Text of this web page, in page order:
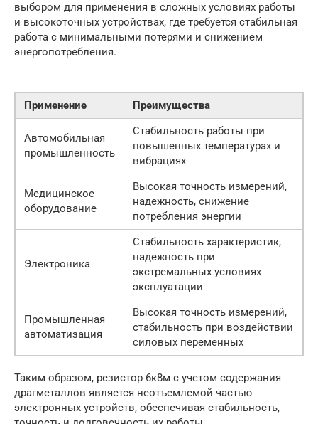
выбором для применения в сложных условиях работы
и высокоточных устройствах, где требуется стабильная
работа с минимальными потерями и снижением
энергопотребления.
Применение Преимущества
Автомобильная
промышленность
Стабильность работы при
повышенных температурах и
вибрациях
Медицинское
оборудование
Высокая точность измерений,
надежность, снижение
потребления энергии
Электроника
Стабильность характеристик,
надежность при
экстремальных условиях
эксплуатации
Промышленная
автоматизация
Высокая точность измерений,
стабильность при воздействии
силовых переменных
Таким образом, резистор 6к8м с учетом содержания
драгметаллов является неотъемлемой частью
электронных устройств, обеспечивая стабильность,